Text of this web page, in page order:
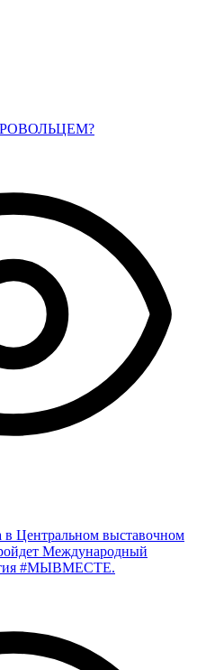
в Центральном выставочном
Международный
#МЫВМЕСТЕ.